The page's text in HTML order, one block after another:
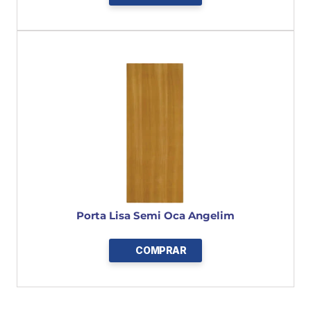
Porta Lisa Semi Oca Angelim
COMPRAR